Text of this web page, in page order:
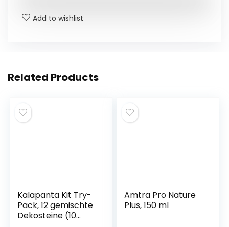
o p
Add to wishlist
Related Products
Kalapanta Kit Try-
Pack, 12 gemischte
Dekosteine ​​(10
Amtra Pro Nature
Plus, 150 ml